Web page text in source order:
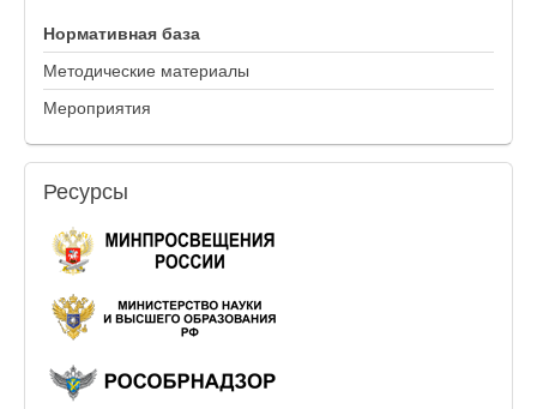
Нормативная база
Методические материалы
Мероприятия
Ресурсы